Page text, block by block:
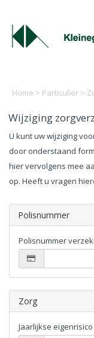
Home > Particulier >
Wijziging